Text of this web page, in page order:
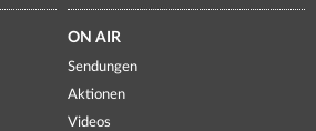
ON AIR
Sendungen
Aktionen
Videos